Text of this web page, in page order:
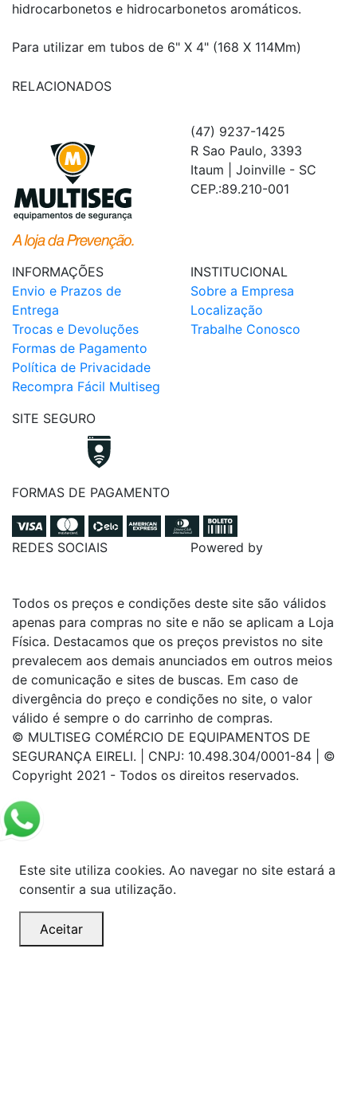
hidrocarbonetos e hidrocarbonetos aromáticos.
Para utilizar em tubos de 6" X 4" (168 X 114Mm)
RELACIONADOS
(47) 9237-1425
R Sao Paulo, 3393
Itaum | Joinville - SC
CEP.:89.210-001
INFORMAÇÕES
Envio e Prazos de
Entrega
Trocas e Devoluções
Formas de Pagamento
Política de Privacidade
Recompra Fácil Multiseg
INSTITUCIONAL
Sobre a Empresa
Localização
Trabalhe Conosco
SITE SEGURO
FORMAS DE PAGAMENTO
REDES SOCIAIS Powered by
Todos os preços e condições deste site são válidos
apenas para compras no site e não se aplicam a Loja
Física. Destacamos que os preços previstos no site
prevalecem aos demais anunciados em outros meios
de comunicação e sites de buscas. Em caso de
divergência do preço e condições no site, o valor
válido é sempre o do carrinho de compras.
© MULTISEG COMÉRCIO DE EQUIPAMENTOS DE
SEGURANÇA EIRELI. | CNPJ: 10.498.304/0001-84 | ©
Copyright 2021 - Todos os direitos reservados.
Este site utiliza cookies. Ao navegar no site estará a
consentir a sua utilização.
Aceitar